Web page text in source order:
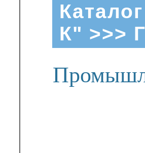
Каталог
К" >>>